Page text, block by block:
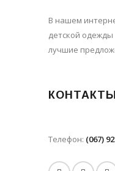
В нашем
детской
лучшие
КОНТАКТЫ
Телефон: (067)